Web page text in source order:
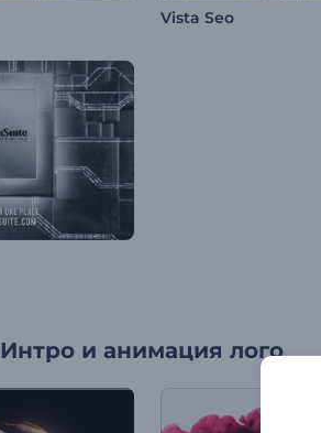
Vista Seo
Интро и анимация лого